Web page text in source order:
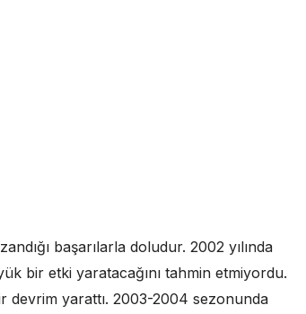
başarılarla doludur. 2002 yılında
bir etki yaratacağını tahmin etmiyordu.
devrim yarattı. 2003-2004 sezonunda